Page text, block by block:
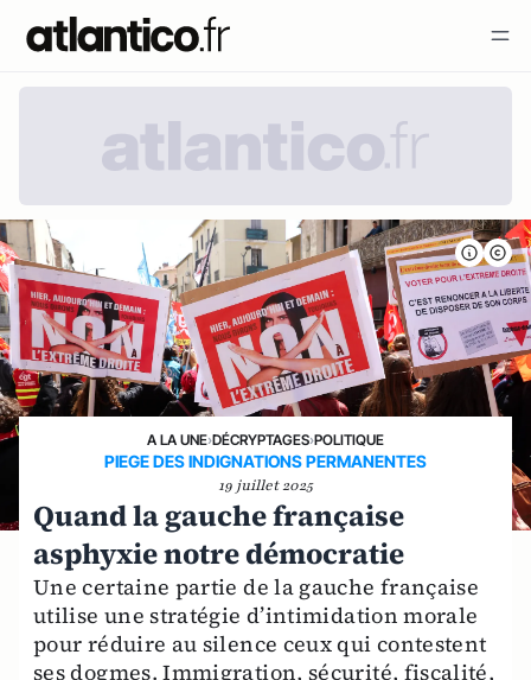
A LA UNE›DÉCRYPTAGES›POLITIQUE
PIEGE DES INDIGNATIONS PERMANENTES
19 juillet 2025
Quand la gauche française
asphyxie notre démocratie
Une certaine partie de la gauche française
utilise une stratégie d’intimidation morale
pour réduire au silence ceux qui contestent
ses dogmes. Immigration, sécurité, fiscalité,